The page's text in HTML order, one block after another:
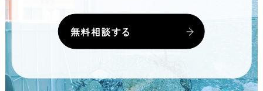
無料相談する